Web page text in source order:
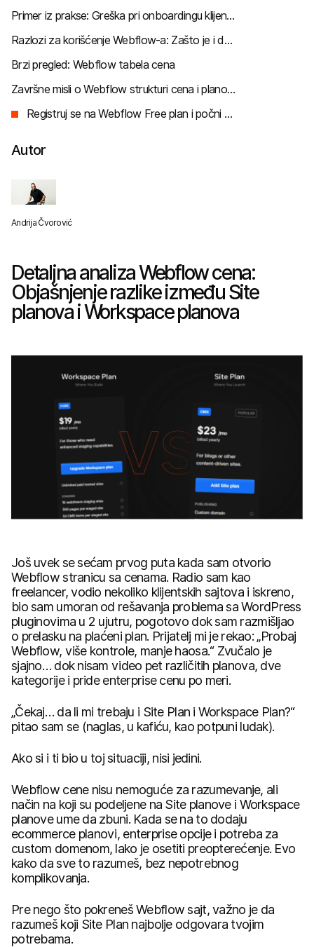
Primer iz prakse: Greška pri onboardingu klijenta
Razlozi za korišćenje Webflow-a: Zašto je i dalje moj prvi izbor
Brzi pregled: Webflow tabela cena
Završne misli o Webflow strukturi cena i planovima
Registruj se na Webflow Free plan i počni da gradiš već danas
Autor
Andrija Čvorović
Detaljna analiza Webflow cena:
Objašnjenje razlike između Site
planova i Workspace planova
Još uvek se sećam prvog puta kada sam otvorio
Webflow stranicu sa cenama. Radio sam kao
freelancer, vodio nekoliko klijentskih sajtova i iskreno,
bio sam umoran od rešavanja problema sa WordPress
pluginovima u 2 ujutru, pogotovo dok sam razmišljao
o prelasku na plaćeni plan. Prijatelj mi je rekao: „Probaj
Webflow, više kontrole, manje haosa.“ Zvučalo je
sjajno… dok nisam video pet različitih planova, dve
kategorije i pride enterprise cenu po meri.
„Čekaj… da li mi trebaju i Site Plan i Workspace Plan?“
pitao sam se (naglas, u kafiću, kao potpuni ludak).
Ako si i ti bio u toj situaciji, nisi jedini.
Webflow cene nisu nemoguće za razumevanje, ali
način na koji su podeljene na Site planove i Workspace
planove ume da zbuni. Kada se na to dodaju
ecommerce planovi, enterprise opcije i potreba za
custom domenom, lako je osetiti preopterećenje. Evo
kako da sve to razumeš, bez nepotrebnog
komplikovanja.
Pre nego što pokreneš Webflow sajt, važno je da
razumeš koji Site Plan najbolje odgovara tvojim
potrebama.